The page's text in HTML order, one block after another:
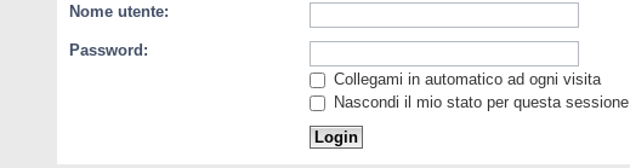
Nome utente:
Password:
Collegami in automatico ad ogni visita
Nascondi il mio stato per questa sessione